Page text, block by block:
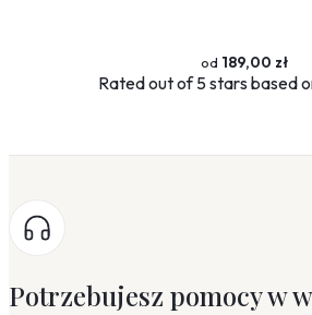
189,00 zł
Ratedout of 5 stars based
Potrzebujesz pomocy w